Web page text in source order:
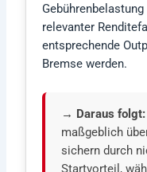
relevanter
entsprechende
Bremse werden.
→ Daraus folgt:
maßgeblich
sichern durch
Startvorteil,